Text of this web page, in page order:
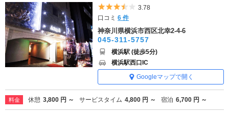
5つ星のうち3.5
3.78
口コミ6 件
神奈川県横浜市西区北幸2-4-6
045-311-5757
横浜駅 (徒歩5分)
横浜駅西口IC
Googleマップで開く
料金 休憩 3,800 円 ～ サービスタイム 4,800 円 ～ 宿泊 6,700 円 ～